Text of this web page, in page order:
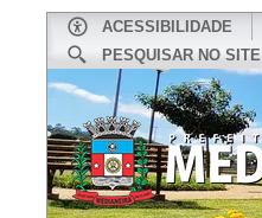
ACESSIBILIDADE
PESQUISAR NO SITE